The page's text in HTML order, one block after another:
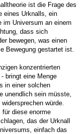
ist die Frage des
eines Urknalls, ein
im Universum an einem
dass sich
bewegen, was einen
Bewegung gestartet ist.
konzentrierten
bringt eine Menge
in einer solchen
unendlich sein müsste,
würde.
diese enorme
das der Urknall
einfach das